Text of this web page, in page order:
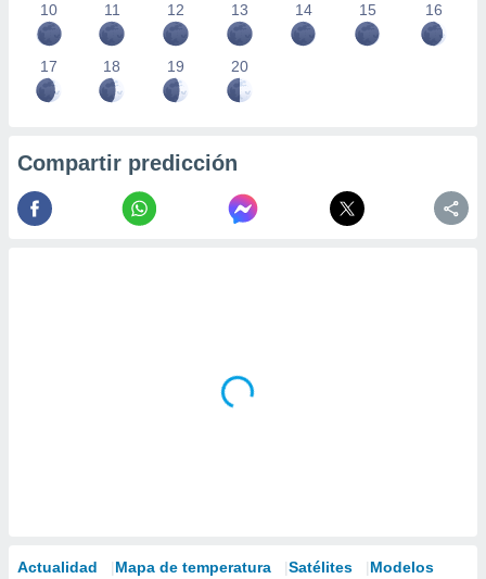
10 11 12 13 14 15 16
17 18 19 20
Compartir predicción
Actualidad Mapa de temperatura Satélites Modelos